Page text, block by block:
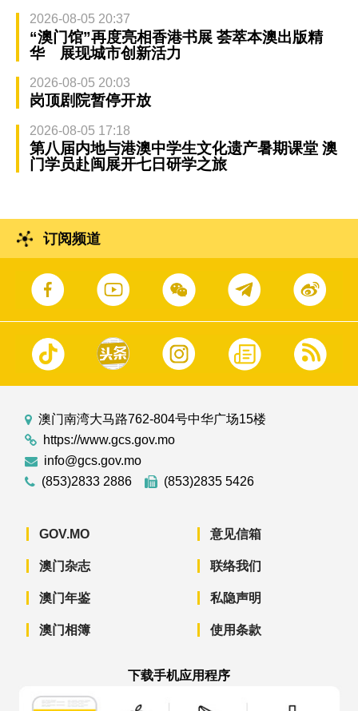
2026-08-05 20:37
“澳门馆”再度亮相香港书展 荟萃本澳出版精
华 展现城市创新活力
2026-08-05 20:03
岗顶剧院暂停开放
2026-08-05 17:18
第八届内地与港澳中学生文化遗产暑期课堂 澳
门学员赴闽展开七日研学之旅
订阅频道
澳门南湾大马路762-804号中华广场15楼
https://www.gcs.gov.mo
info@gcs.gov.mo
(853)2833 2886
(853)2835 5426
GOV.MO
澳门杂志
澳门年鉴
澳门相簿
意见信箱
联络我们
私隐声明
使用条款
下载手机应用程序